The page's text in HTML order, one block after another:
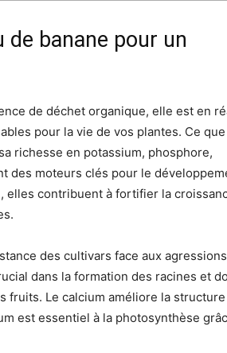
banane pour un
de déchet organique, elle est en
pour la vie de vos plantes. Ce
richesse en potassium, phosphore,
des moteurs clés pour le
elles contribuent à fortifier la
des cultivars face aux agressions
dans la formation des racines et
fruits. Le calcium améliore la
est essentiel à la photosynthèse